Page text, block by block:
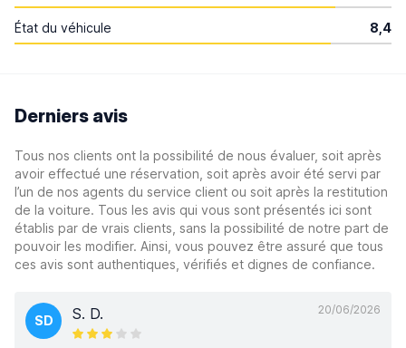
État du véhicule 8,4
Derniers avis
Tous nos clients ont la possibilité de nous évaluer, soit après
avoir effectué une réservation, soit après avoir été servi par
l’un de nos agents du service client ou soit après la restitution
de la voiture. Tous les avis qui vous sont présentés ici sont
établis par de vrais clients, sans la possibilité de notre part de
pouvoir les modifier. Ainsi, vous pouvez être assuré que tous
ces avis sont authentiques, vérifiés et dignes de confiance.
20/06/2026
SD S. D.